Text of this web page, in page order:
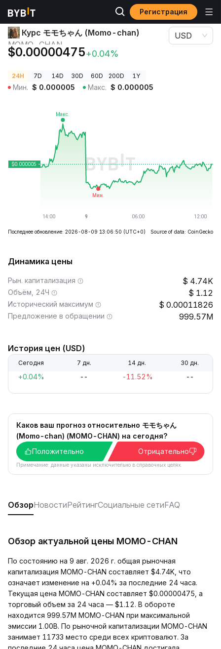
Регистрация
Цены криптовалют Курс モモちゃん (Momo-chan) MOMO-CHAN
Курс モモちゃん (Momo-chan)
MOMO-CHAN
$0.00000475+0.04%
USD
24H 7D 14D 30D 60D 200D 1Y
Мин. $ 0.000005 Макс. $ 0.000005
Последнее обновление: 2026-08-09 13:06:50 (UTC+0) Source of data: CoinGecko
Динамика цены
Рын. капитализация 4.74K
Объём, 24Ч 1.12
Исторический максимум 0.00011826
Предложение в обращении 999.57M
История цен (USD)
Сегодня 7 дн. 14 дн. 30 дн.
+0.04% -- -11.52% --
Каков ваш прогноз относительно モモちゃん
(Momo-chan) (MOMO-CHAN) на сегодня?
Положительно
Отрицательно
Примечание: данные указаны исключительно в справочных целях.
ОбзорНовостиРейтингСоциальные сетиFAQ
Обзор актуальной цены MOMO-CHAN
По состоянию на 9 авг. 2026 г. общая рыночная
капитализация MOMO-CHAN составляет $4.74K, что
означает изменение на +0.04% за последние 24 часа.
Текущая цена MOMO-CHAN составляет $0.00000475, а
торговый объем за 24 часа — $1.12. В обороте
находится 999.57M MOMO-CHAN при максимальной
эмиссии 1.00B. По рыночной капитализации MOMO-CHAN
занимает 11733 место среди всех криптовалют. За